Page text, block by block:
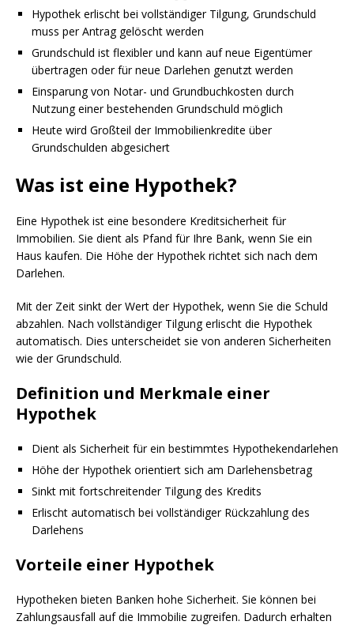
Hypothek erlischt bei vollständiger Tilgung, Grundschuld
muss per Antrag gelöscht werden
Grundschuld ist flexibler und kann auf neue Eigentümer
übertragen oder für neue Darlehen genutzt werden
Einsparung von Notar- und Grundbuchkosten durch
Nutzung einer bestehenden Grundschuld möglich
Heute wird Großteil der Immobilienkredite über
Grundschulden abgesichert
Was ist eine Hypothek?
Eine Hypothek ist eine besondere Kreditsicherheit für
Immobilien. Sie dient als Pfand für Ihre Bank, wenn Sie ein
Haus kaufen. Die Höhe der Hypothek richtet sich nach dem
Darlehen.
Mit der Zeit sinkt der Wert der Hypothek, wenn Sie die Schuld
abzahlen. Nach vollständiger Tilgung erlischt die Hypothek
automatisch. Dies unterscheidet sie von anderen Sicherheiten
wie der Grundschuld.
Definition und Merkmale einer
Hypothek
Dient als Sicherheit für ein bestimmtes Hypothekendarlehen
Höhe der Hypothek orientiert sich am Darlehensbetrag
Sinkt mit fortschreitender Tilgung des Kredits
Erlischt automatisch bei vollständiger Rückzahlung des
Darlehens
Vorteile einer Hypothek
Hypotheken bieten Banken hohe Sicherheit. Sie können bei
Zahlungsausfall auf die Immobilie zugreifen. Dadurch erhalten